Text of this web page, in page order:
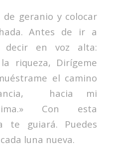
de geranio y colocar
Antes de ir a
decir en voz alta:
riqueza, Dirígeme
el camino
hacia mi
Con esta
te guiará. Puedes
luna nueva.